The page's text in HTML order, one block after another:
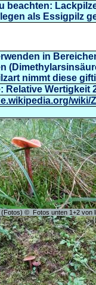
beachten:
als Essigpilz
in
nimmt diese
Relative Wertigkeit
(Fotos) © Fotos unten 1+2 von